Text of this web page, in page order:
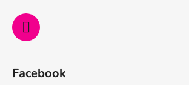
Facebook